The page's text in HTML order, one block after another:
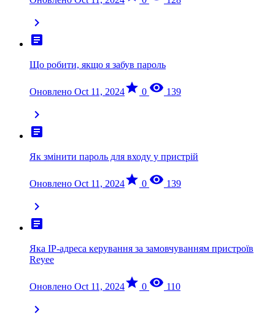
chevron_right
article
Що робити, якщо я забув пароль
Оновлено Oct 11, 2024star 0 visibility 139
chevron_right
article
Як змінити пароль для входу у пристрій
Оновлено Oct 11, 2024star 0 visibility 139
chevron_right
article
Яка IP-адреса керування за замовчуванням пристроїв
Reyee
Оновлено Oct 11, 2024star 0 visibility 110
chevron_right